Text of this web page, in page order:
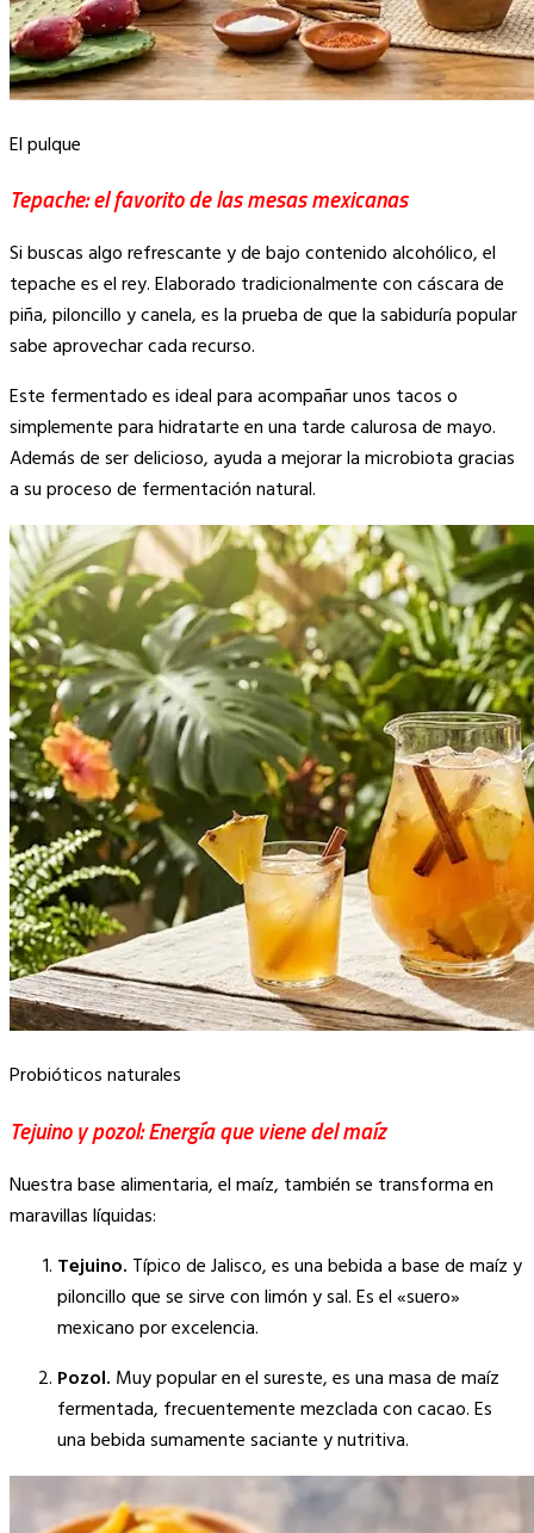
El pulque
Tepache: el favorito de las mesas mexicanas
Si buscas algo refrescante y de bajo contenido alcohólico, el
tepache es el rey. Elaborado tradicionalmente con cáscara de
piña, piloncillo y canela, es la prueba de que la sabiduría popular
sabe aprovechar cada recurso.
Este fermentado es ideal para acompañar unos tacos o
simplemente para hidratarte en una tarde calurosa de mayo.
Además de ser delicioso, ayuda a mejorar la microbiota gracias
a su proceso de fermentación natural.
Probióticos naturales
Tejuino y pozol: Energía que viene del maíz
Nuestra base alimentaria, el maíz, también se transforma en
maravillas líquidas:
Tejuino. Típico de Jalisco, es una bebida a base de maíz y
piloncillo que se sirve con limón y sal. Es el «suero»
mexicano por excelencia.
Pozol. Muy popular en el sureste, es una masa de maíz
fermentada, frecuentemente mezclada con cacao. Es
una bebida sumamente saciante y nutritiva.